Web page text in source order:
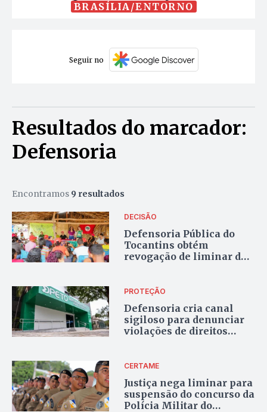
BRASÍLIA/ENTORNO
Seguir no
Resultados do marcador:
Defensoria
Encontramos 9 resultados
DECISÃO
Defensoria Pública do
Tocantins obtém
revogação de liminar de
Bandeira
PROTEÇÃO
Defensoria cria canal
sigiloso para denunciar
violações de direitos
CERTAME
Justiça nega liminar para
suspensão do concurso da
Polícia Militar do